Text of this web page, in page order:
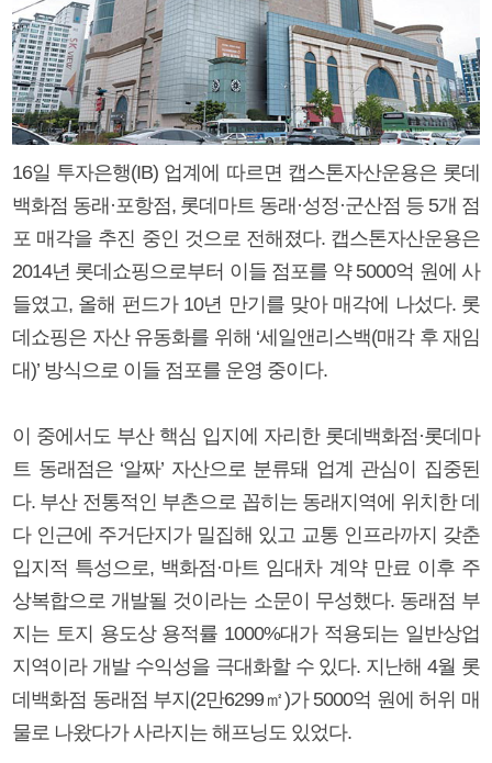
16일 투자은행(IB) 업계에 따르면 캡스톤자산운용은 롯데
백화점 동래·포항점, 롯데마트 동래·성정·군산점 등 5개 점
포 매각을 추진 중인 것으로 전해졌다. 캡스톤자산운용은
2014년 롯데쇼핑으로부터 이들 점포를 약 5000억 원에 사
들였고, 올해 펀드가 10년 만기를 맞아 매각에 나섰다. 롯
데쇼핑은 자산 유동화를 위해 ‘세일앤리스백(매각 후 재임
대)’ 방식으로 이들 점포를 운영 중이다.
이 중에서도 부산 핵심 입지에 자리한 롯데백화점·롯데마
트 동래점은 ‘알짜’ 자산으로 분류돼 업계 관심이 집중된
다. 부산 전통적인 부촌으로 꼽히는 동래지역에 위치한 데
다 인근에 주거단지가 밀집해 있고 교통 인프라까지 갖춘
입지적 특성으로, 백화점·마트 임대차 계약 만료 이후 주
상복합으로 개발될 것이라는 소문이 무성했다. 동래점 부
지는 토지 용도상 용적률 1000%대가 적용되는 일반상업
지역이라 개발 수익성을 극대화할 수 있다. 지난해 4월 롯
데백화점 동래점 부지(2만6299㎡)가 5000억 원에 허위 매
물로 나왔다가 사라지는 해프닝도 있었다.